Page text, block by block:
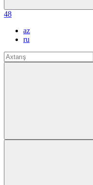
48
az
ru